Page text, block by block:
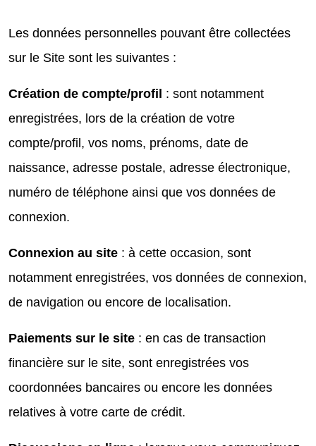
Les données personnelles pouvant être collectées
sur le Site sont les suivantes :
Création de compte/profil : sont notamment
enregistrées, lors de la création de votre
compte/profil, vos noms, prénoms, date de
naissance, adresse postale, adresse électronique,
numéro de téléphone ainsi que vos données de
connexion.
Connexion au site : à cette occasion, sont
notamment enregistrées, vos données de connexion,
de navigation ou encore de localisation.
Paiements sur le site : en cas de transaction
financière sur le site, sont enregistrées vos
coordonnées bancaires ou encore les données
relatives à votre carte de crédit.